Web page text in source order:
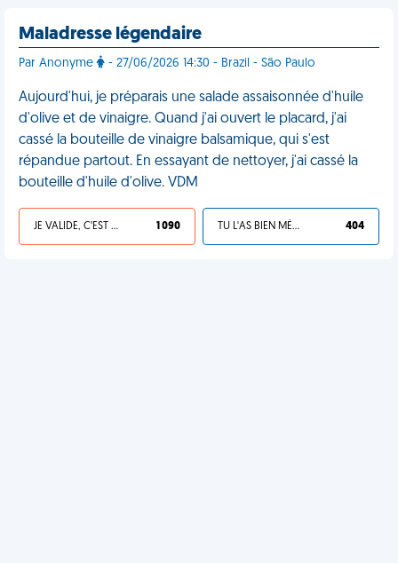
Maladresse légendaire
Par Anonyme - 27/06/2026 14:30 - Brazil - São Paulo
Aujourd'hui, je préparais une salade assaisonnée d'huile
d'olive et de vinaigre. Quand j'ai ouvert le placard, j'ai
cassé la bouteille de vinaigre balsamique, qui s'est
répandue partout. En essayant de nettoyer, j'ai cassé la
bouteille d'huile d'olive. VDM
JE VALIDE, C'EST UNE VDM 1 090 TU L'AS BIEN MÉRITÉ 404